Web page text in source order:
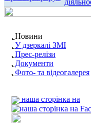
Новини
У дзеркалі ЗМІ
Прес-релізи
Документи
Фото- та відеогалерея
наша сторінка на